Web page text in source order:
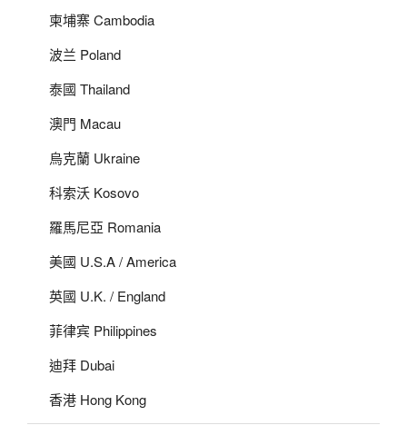
柬埔寨 Cambodia
波兰 Poland
泰國 Thailand
澳門 Macau
烏克蘭 Ukraine
科索沃 Kosovo
羅馬尼亞 Romania
美國 U.S.A / America
英國 U.K. / England
菲律宾 Philippines
迪拜 Dubai
香港 Hong Kong